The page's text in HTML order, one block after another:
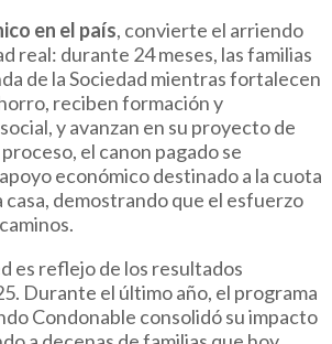
en el país, convierte el arriendo
real: durante 24 meses, las familias
de la Sociedad mientras fortalecen
reciben formación y
y avanzan en su proyecto de
el canon pagado se
económico destinado a la cuota
demostrando que el esfuerzo
es reflejo de los resultados
Durante el último año, el programa
Condonable consolidó su impacto